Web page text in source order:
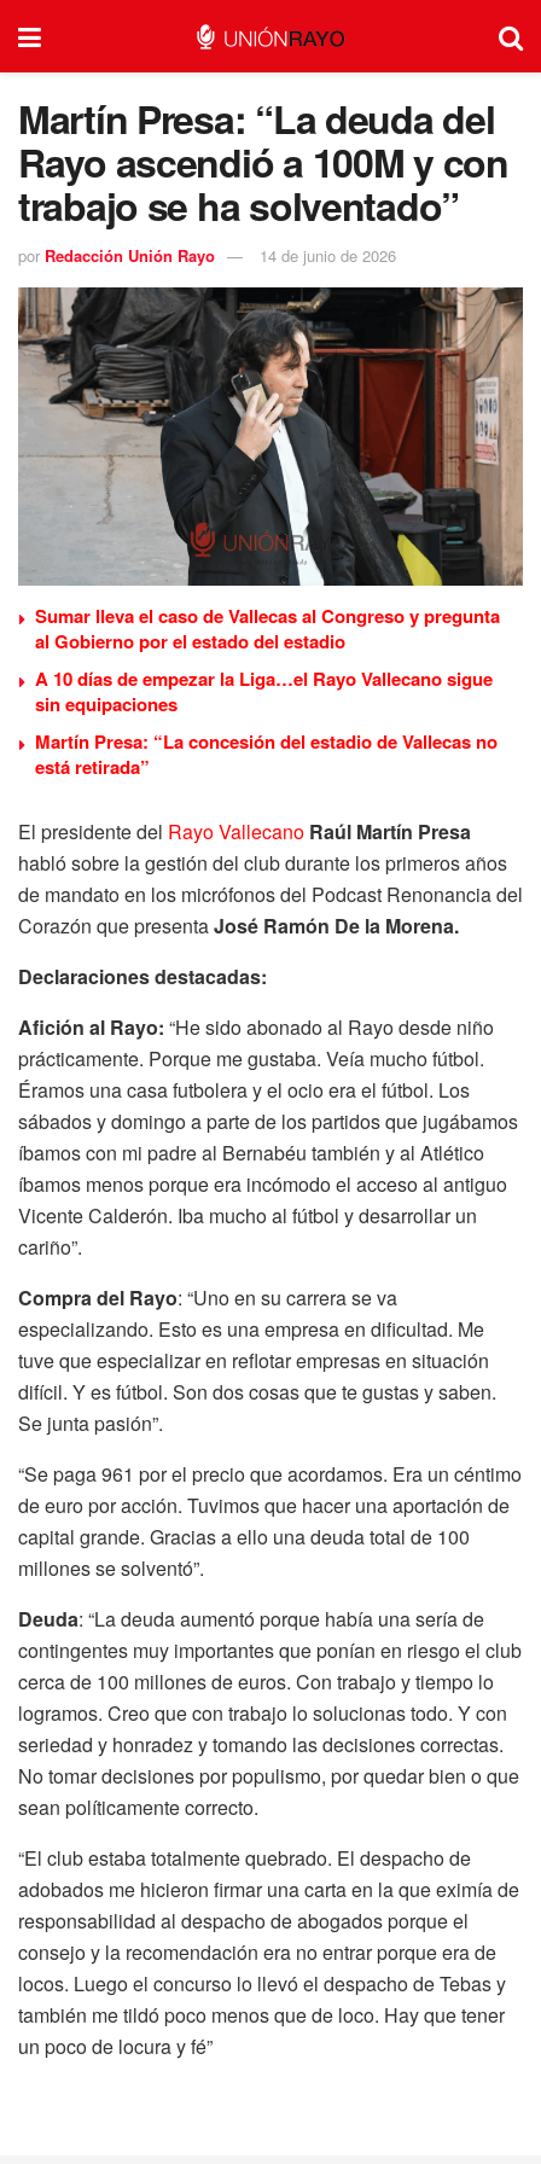
Martín Presa: “La deuda del
Rayo ascendió a 100M y con
trabajo se ha solventado”
por Redacción Unión Rayo 14 de junio de 2026
Sumar lleva el caso de Vallecas al Congreso y pregunta
al Gobierno por el estado del estadio
A 10 días de empezar la Liga…el Rayo Vallecano sigue
sin equipaciones
Martín Presa: “La concesión del estadio de Vallecas no
está retirada”
El presidente del Rayo Vallecano Raúl Martín Presa
habló sobre la gestión del club durante los primeros años
de mandato en los micrófonos del Podcast Renonancia del
Corazón que presentaJosé Ramón De la Morena.
Declaraciones destacadas:
Afición al Rayo: “He sido abonado al Rayo desde niño
prácticamente. Porque me gustaba. Veía mucho fútbol.
Éramos una casa futbolera y el ocio era el fútbol. Los
sábados y domingo a parte de los partidos que jugábamos
íbamos con mi padre al Bernabéu también y al Atlético
íbamos menos porque era incómodo el acceso al antiguo
Vicente Calderón. Iba mucho al fútbol y desarrollar un
cariño”.
Compra del Rayo: “Uno en su carrera se va
especializando. Esto es una empresa en dificultad. Me
tuve que especializar en reflotar empresas en situación
difícil. Y es fútbol. Son dos cosas que te gustas y saben.
Se junta pasión”.
“Se paga 961 por el precio que acordamos. Era un céntimo
de euro por acción. Tuvimos que hacer una aportación de
capital grande. Gracias a ello una deuda total de 100
millones se solventó”.
Deuda: “La deuda aumentó porque había una sería de
contingentes muy importantes que ponían en riesgo el club
cerca de 100 millones de euros. Con trabajo y tiempo lo
logramos. Creo que con trabajo lo solucionas todo. Y con
seriedad y honradez y tomando las decisiones correctas.
No tomar decisiones por populismo, por quedar bien o que
sean políticamente correcto.
“El club estaba totalmente quebrado. El despacho de
adobados me hicieron firmar una carta en la que eximía de
responsabilidad al despacho de abogados porque el
consejo y la recomendación era no entrar porque era de
locos. Luego el concurso lo llevó el despacho de Tebas y
también me tildó poco menos que de loco. Hay que tener
un poco de locura y fé”